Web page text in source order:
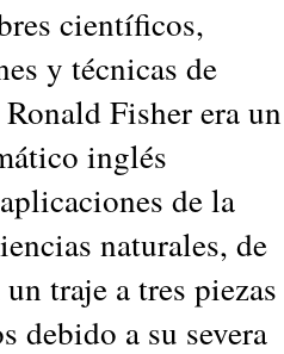
científicos,
y técnicas de
Fisher era un
inglés
de la
naturales, de
traje a tres piezas
debido a su severa